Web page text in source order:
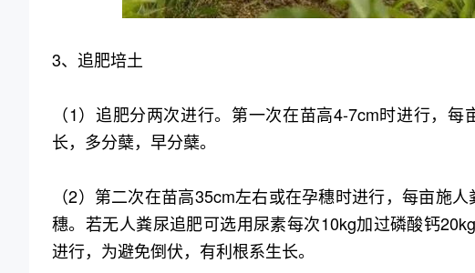
3、追肥培土
（1）追肥分两次进行。第一次在苗高4-7cm时进行，
长，多分蘖，早分蘖。
（2）第二次在苗高35cm左右或在孕穗时进行，每亩施
穗。若无人粪尿追肥可选用尿素每次10kg加过磷酸钙
进行，为避免倒伏，有利根系生长。